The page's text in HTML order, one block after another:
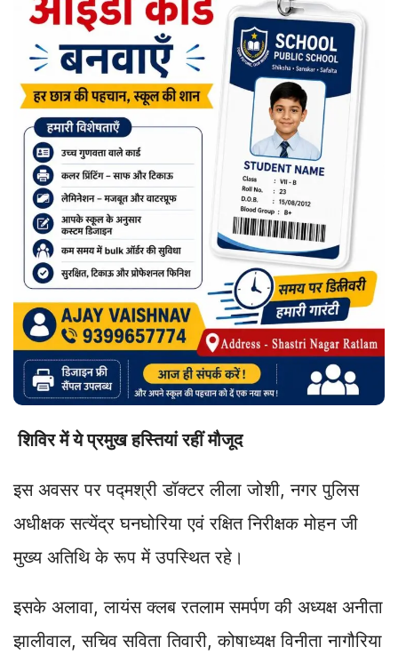
शिविर में ये प्रमुख हस्तियां रहीं मौजूद
इस अवसर पर पद्मश्री डॉक्टर लीला जोशी, नगर पुलिस
अधीक्षक सत्येंद्र घनघोरिया एवं रक्षित निरीक्षक मोहन जी
मुख्य अतिथि के रूप में उपस्थित रहे।
इसके अलावा, लायंस क्लब रतलाम समर्पण की अध्यक्ष अनीता
झालीवाल, सचिव सविता तिवारी, कोषाध्यक्ष विनीता नागौरिया